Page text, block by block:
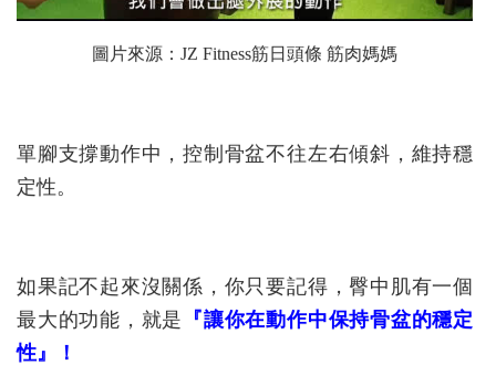
圖片來源：JZ Fitness筋日頭條 筋肉媽媽
單腳支撐動作中，控制骨盆不往左右傾斜，維持穩
定性。
如果記不起來沒關係，你只要記得，臀中肌有一個
最大的功能，就是
『讓你在動作中保持骨盆的穩定
性』！